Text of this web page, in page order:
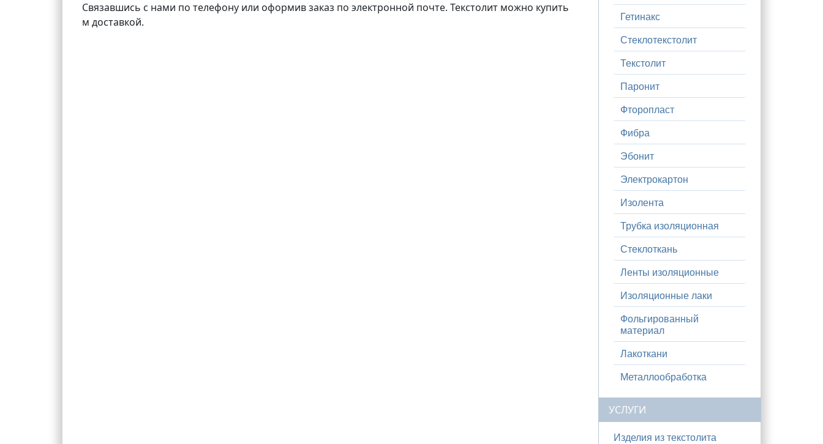
Связавшись с нами по телефону или оформив заказ по электронной почте. Текстолит можно купить
м доставкой.
Гетинакс
Стеклотекстолит
Текстолит
Паронит
Фторопласт
Фибра
Эбонит
Электрокартон
Изолента
Трубка изоляционная
Стеклоткань
Ленты изоляционные
Изоляционные лаки
Фольгированный
материал
Лакоткани
Металлообработка
УСЛУГИ
Изделия из текстолита